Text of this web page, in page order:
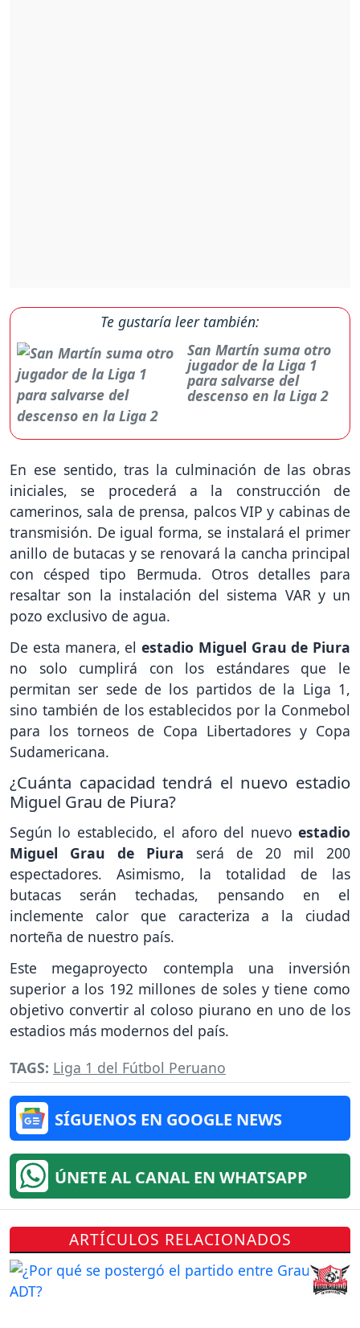
Te gustaría leer también:
San Martín suma otro
jugador de la Liga 1
para salvarse del
descenso en la Liga 2
En ese sentido, tras la culminación de las obras
iniciales, se procederá a la construcción de
camerinos, sala de prensa, palcos VIP y cabinas de
transmisión. De igual forma, se instalará el primer
anillo de butacas y se renovará la cancha principal
con césped tipo Bermuda. Otros detalles para
resaltar son la instalación del sistema VAR y un
pozo exclusivo de agua.
De esta manera, el estadio Miguel Grau de Piura
no solo cumplirá con los estándares que le
permitan ser sede de los partidos de la Liga 1,
sino también de los establecidos por la Conmebol
para los torneos de Copa Libertadores y Copa
Sudamericana.
¿Cuánta capacidad tendrá el nuevo estadio
Miguel Grau de Piura?
Según lo establecido, el aforo del nuevo estadio
Miguel Grau de Piura será de 20 mil 200
espectadores. Asimismo, la totalidad de las
butacas serán techadas, pensando en el
inclemente calor que caracteriza a la ciudad
norteña de nuestro país.
Este megaproyecto contempla una inversión
superior a los 192 millones de soles y tiene como
objetivo convertir al coloso piurano en uno de los
estadios más modernos del país.
TAGS: Liga 1 del Fútbol Peruano
SÍGUENOS EN GOOGLE NEWS
ÚNETE AL CANAL EN WHATSAPP
ARTÍCULOS RELACIONADOS